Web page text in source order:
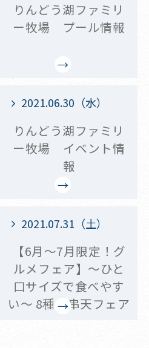
りんどう湖ファミリ
ー牧場 プール情報
2021.06.30（水）
りんどう湖ファミリ
ー牧場 イベント情
報
2021.07.31（土）
【6月～7月限定！グ
ルメフェア】～ひと
口サイズで食べやす
い～ 8種の串天フェア